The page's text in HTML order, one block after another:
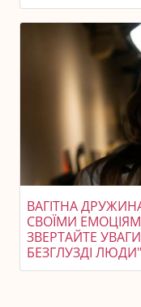
ВАГІТНА
СВОЇМИ
ЗВЕРТАЙТЕ
БЕЗГЛУЗДІ ЛЮДИ"